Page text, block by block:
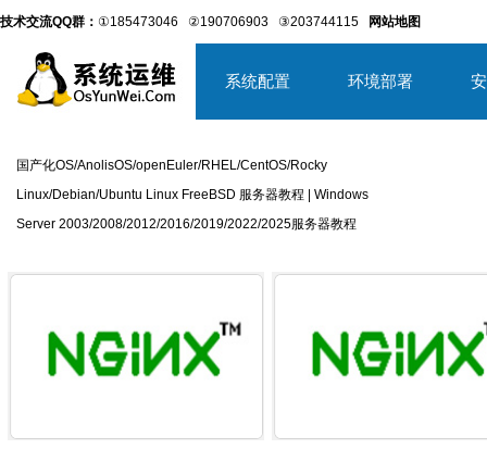
技术交流QQ群： ①185473046 ②190706903 ③203744115 网站地图
系统配置 环境部署
国产化OS/AnolisOS/openEuler/RHEL/CentOS/Rocky
Linux/Debian/Ubuntu Linux FreeBSD 服务器教程 | Windows
Server 2003/2008/2012/2016/2019/2022/2025服务器教程